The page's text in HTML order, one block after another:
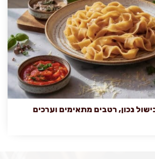
נכון, רטבים מתאימים וערכים